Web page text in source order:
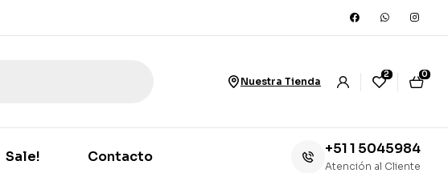
Nuestra Tienda
2 0
Sale! Contacto +51 1 5045984
Atención al Cliente